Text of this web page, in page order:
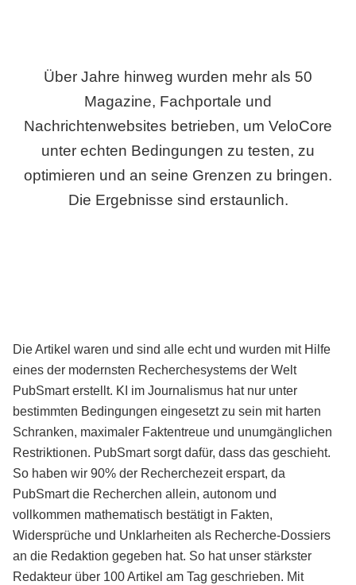
Über Jahre hinweg wurden mehr als 50
Magazine, Fachportale und
Nachrichtenwebsites betrieben, um VeloCore
unter echten Bedingungen zu testen, zu
optimieren und an seine Grenzen zu bringen.
Die Ergebnisse sind erstaunlich.
Die Artikel waren und sind alle echt und wurden mit Hilfe
eines der modernsten Recherchesystems der Welt
PubSmart erstellt. KI im Journalismus hat nur unter
bestimmten Bedingungen eingesetzt zu sein mit harten
Schranken, maximaler Faktentreue und unumgänglichen
Restriktionen. PubSmart sorgt dafür, dass das geschieht.
So haben wir 90% der Recherchezeit erspart, da
PubSmart die Recherchen allein, autonom und
vollkommen mathematisch bestätigt in Fakten,
Widersprüche und Unklarheiten als Recherche-Dossiers
an die Redaktion gegeben hat. So hat unser stärkster
Redakteur über 100 Artikel am Tag geschrieben. Mit